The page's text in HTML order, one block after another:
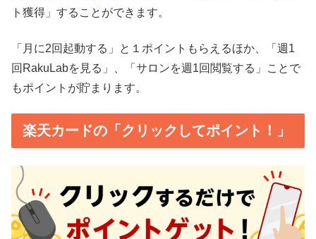
ト獲得」することができます。
「月に2回起動する」と１ポイントもらえるほか、「週1
回RakuLabを見る」、「サロンを週1回閲覧する」ことで
もポイントが貯まります。
楽天カードの「クリックしてポイント！」